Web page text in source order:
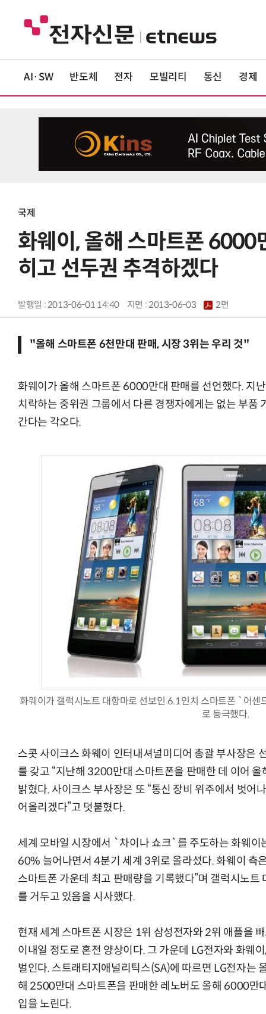
AI·SW 반도체 전자 모빌리티 통신 경제
국제
화웨이, 올해 스마트폰
히고 선두권 추격하겠다
발행일 : 2013-06-01 14:40 지면 :2013-06-03 2면
"올해 스마트폰 6천만대 판매, 시장 3위는 우리 것"
화웨이가 올해 스마트폰 6000만대 판매를 선언했다. 지
치락하는 중위권 그룹에서 다른 경쟁자에게는 없는 부품
간다는 각오다.
화웨이가 갤럭시노트 대항마로 선보인 6.1인치 스마트폰 `어
로 등극했다.
스콧 사이크스 화웨이 인터내셔널미디어 총괄 부사장은
를 갖고 “지난해 3200만대 스마트폰을 판매한 데 이어
밝혔다. 사이크스 부사장은 또 “통신 장비 위주에서 벗어
어올리겠다”고 덧붙혔다.
세계 모바일 시장에서 `차이나 쇼크`를 주도하는 화웨이
60% 늘어나면서 4분기 세계 3위로 올라섰다. 화웨이
스마트폰 가운데 최고 판매량을 기록했다”며 갤럭시노
를 거두고 있음을 시사했다.
현재 세계 스마트폰 시장은 1위 삼성전자와 2위 애플을
이내일 정도로 혼전 양상이다. 그 가운데 LG전자와 화웨
벌인다. 스트래티지애널리틱스(SA)에 따르면 LG전자는
해 2500만대 스마트폰을 판매한 레노버도 올해 6000만
입을 노린다.
AI Native Enterprise를 지원하는 AI Ready Data